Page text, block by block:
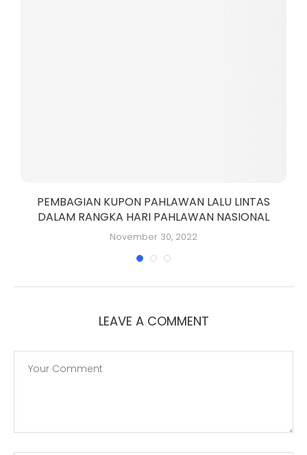
PEMBAGIAN KUPON PAHLAWAN LALU LINTAS
DALAM RANGKA HARI PAHLAWAN NASIONAL
November 30, 2022
LEAVE A COMMENT